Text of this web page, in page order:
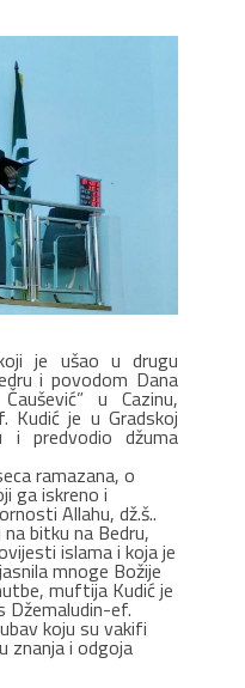
je ušao u drugu
i povodom Dana
u Cazinu,
Kudić je u Gradskoj
i predvodio džuma
ramazana, o
ga iskreno i
Allahu, dž.š..
bitku na Bedru,
islama i koja je
mnoge Božije
muftija Kudić je
Džemaludin-ef.
koju su vakifi
znanja i odgoja